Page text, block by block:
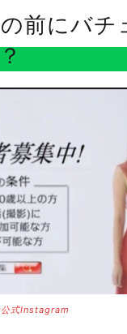
前にバチ
公式Instagram